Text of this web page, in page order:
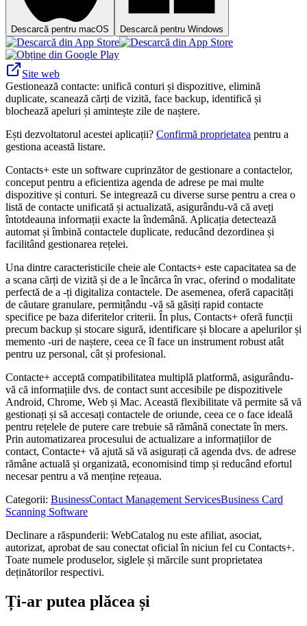
Descarcă pentru macOS Descarcă pentru Windows
Site web
Gestionează contacte: unifică conturi și dispozitive, elimină
duplicate, scanează cărți de vizită, face backup, identifică și
blochează apeluri și amintește zile de naștere.
Ești dezvoltatorul acestei aplicații? Confirmă proprietatea pentru a
gestiona această listare.
Contacts+ este un software cuprinzător de gestionare a contactelor,
conceput pentru a eficientiza agenda de adrese pe mai multe
dispozitive și conturi. Se integrează cu diverse surse pentru a crea o
listă de contacte unificată și actualizată, asigurându-vă că aveți
întotdeauna informații exacte la îndemână. Aplicația detectează
automat și îmbină contactele duplicate, reducând dezordinea și
facilitând gestionarea rețelei.
Una dintre caracteristicile cheie ale Contacts+ este capacitatea sa de
a scana cărți de vizită și de a le încărca în vrac, oferind o modalitate
perfectă de a -ți digitaliza contactele. De asemenea, oferă capacități
de căutare granulare, permițându -vă să găsiți rapid contacte
specifice pe baza diferitelor criterii. În plus, Contacts+ oferă funcții
precum backup și stocare sigură, identificare și blocare a apelurilor și
memento -uri de naștere, ceea ce îl face un instrument robust atât
pentru uz personal, cât și profesional.
Contacte+ acceptă compatibilitatea multiplă platformă, asigurându-
vă că informațiile dvs. de contact sunt accesibile pe dispozitivele
Android, Chrome, Web și Mac. Această flexibilitate vă permite să vă
gestionați și să accesați contactele de oriunde, ceea ce o face ideală
pentru rețelele de putere care trebuie să rămână conectate în mers.
Prin automatizarea procesului de actualizare a informațiilor de
contact, Contacte+ vă ajută să vă asigurați că agenda dvs. de adrese
rămâne actuală și organizată, economisind timp și reducând efortul
necesar pentru a vă menține rețeaua.
Categorii: BusinessContact Management ServicesBusiness Card
Scanning Software
Declinare a răspunderii: WebCatalog nu este afiliat, asociat,
autorizat, aprobat de sau conectat oficial în niciun fel cu Contacts+.
Toate numele produselor, siglele și mărcile sunt proprietatea
deținătorilor respectivi.
Ți-ar putea plăcea și